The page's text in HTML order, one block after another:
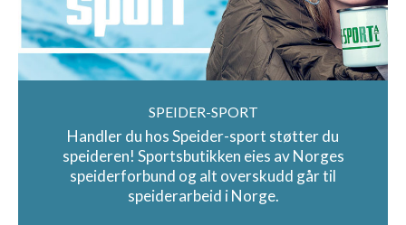
SPEIDER-SPORT
Handler du hos Speider-sport støtter du
speideren! Sportsbutikken eies av Norges
speiderforbund og alt overskudd går til
speiderarbeid i Norge.